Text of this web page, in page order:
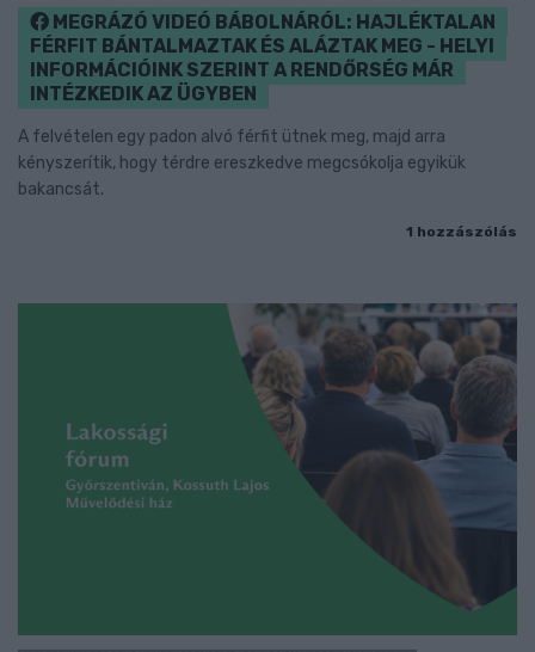
MEGRÁZÓ VIDEÓ BÁBOLNÁRÓL: HAJLÉKTALAN
FÉRFIT BÁNTALMAZTAK ÉS ALÁZTAK MEG - HELYI
INFORMÁCIÓINK SZERINT A RENDŐRSÉG MÁR
INTÉZKEDIK AZ ÜGYBEN
A felvételen egy padon alvó férfit ütnek meg, majd arra
kényszerítik, hogy térdre ereszkedve megcsókolja egyikük
bakancsát.
1 hozzászólás